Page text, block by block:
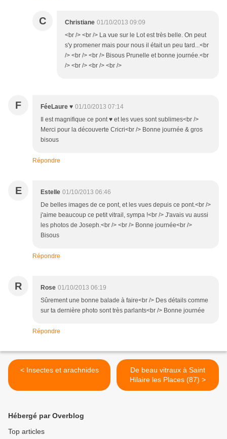
C Christiane 01/10/2013 09:09
<br /> <br /> La vue sur le Lot est très belle. On peut
s'y promener mais pour nous il était un peu tard...<br
/> <br /> <br /> Bisous Prunelle et bonne journée.<br
/> <br /> <br /> <br />
F FéeLaure ♥ 01/10/2013 07:14
Il est magnifique ce pont ♥ et les vues sont sublimes<br />
Merci pour la découverte Cricri<br /> Bonne journée & gros
bisous
Répondre
E Estelle 01/10/2013 06:46
De belles images de ce pont, et les vues depuis ce pont.<br />
j'aime beaucoup ce petit vitrail, sympa !<br /> J'avais vu aussi
les photos de Joseph.<br /> <br /> Bonne journée<br />
Bisous
Répondre
R Rose 01/10/2013 06:19
Sûrement une bonne balade à faire<br /> Des détails comme
sur ta dernière photo sont très parlants<br /> Bonne journée
Répondre
< Insectes et arachnides
De beau vitraux à Saint
Hilaire les Places (87) >
Hébergé par Overblog
Top articles